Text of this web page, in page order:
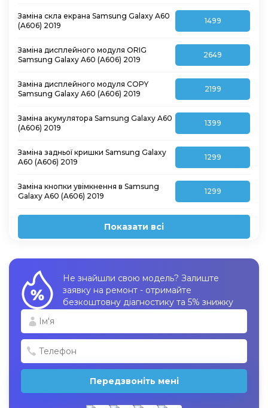
Заміна скла екрана Samsung Galaxy A60
(A606) 2019
1499
Заміна дисплейного модуля ORIG
Samsung Galaxy A60 (A606) 2019
2649
Заміна дисплейного модуля COPY
Samsung Galaxy A60 (A606) 2019
2199
Заміна акумулятора Samsung Galaxy A60
(A606) 2019
1399
Заміна задньої кришки Samsung Galaxy
A60 (A606) 2019
1299
Заміна кнопки увімкнення в Samsung
Galaxy A60 (A606) 2019
1299
Показати всі
Не знайшли свою модель? Залиште
заявку на ремонт - отримайте
безкоштовну діагностику та 5% знижку
Передзвоніть мені